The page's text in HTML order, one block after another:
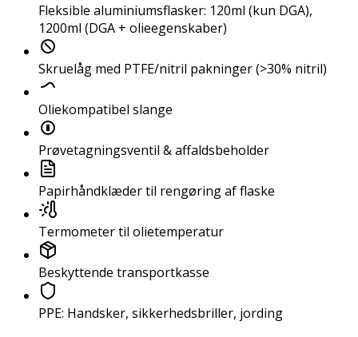
Fleksible aluminiumsflasker: 120ml (kun DGA),
1200ml (DGA + olieegenskaber)
Skruelåg med PTFE/nitril pakninger (>30% nitril)
Oliekompatibel slange
Prøvetagningsventil & affaldsbeholder
Papirhåndklæder til rengøring af flaske
Termometer til olietemperatur
Beskyttende transportkasse
PPE: Handsker, sikkerhedsbriller, jording